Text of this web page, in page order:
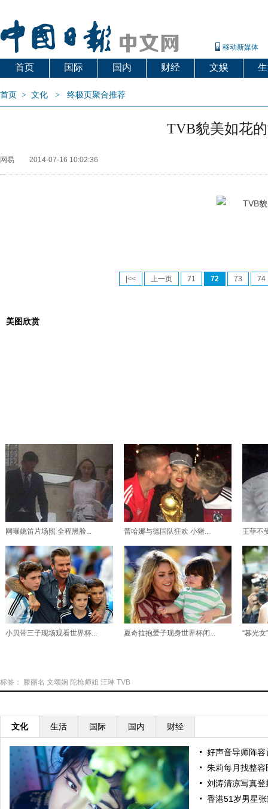
移动新媒体
首页 国际 国内 财经 文娱
首页 > 文化 > 终极页聚合推荐
TVB貌美如花
网易 2014-07-16 10:02:36
|<< 上一页 71 72 73 74
美图欣赏
网曝姚笛片场照 全程黑脸... 蕾哈娜与德国队狂欢 小猪... 王菲不
小贝带三子现场观看世界杯... 夏奇拉抱爱子现身世界杯闭... “暮光
标签： 滕丽名 文颂娴 陀枪师姐 汪琳 TVB
文化 生活 国际 国内 财经
好声音导师阵
朱莉每月找整
刘涛清凉写真
香港51岁男星